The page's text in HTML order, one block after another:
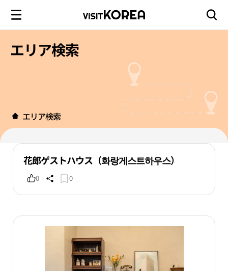
エリア検索
エリア検索
花郎ゲストハウス（화랑게스트하우스）
0 0